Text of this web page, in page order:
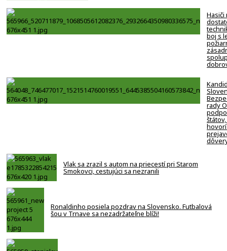
Hasiči
boj s
rady
Vlak sa zrazil s autom na priecestí pri Starom
Smokovci, cestujúci sa nezranili
Ronaldinho posiela pozdrav na Slovensko. Futbalová
šou v Trnave sa nezadržateľne blíži!